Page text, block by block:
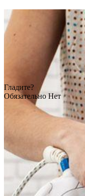
Гладите?
Обязательно Нет